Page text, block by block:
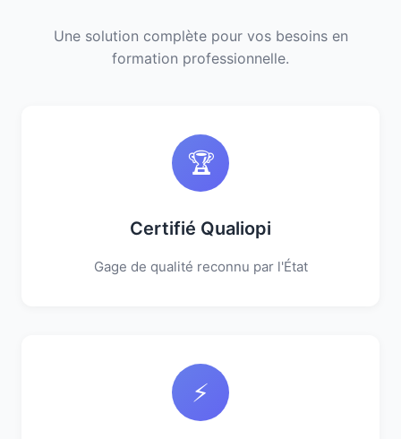
Une solution complète pour vos besoins en
formation professionnelle.
🏆
Certifié Qualiopi
Gage de qualité reconnu par l'État
⚡